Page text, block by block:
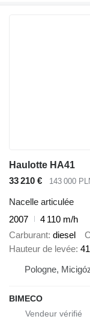
Haulotte HA41
33 210 €
143 000
Nacelle articulée
2007
4 110 m/h
Carburant diesel
Hauteur de levée
Pologne,
BIMECO